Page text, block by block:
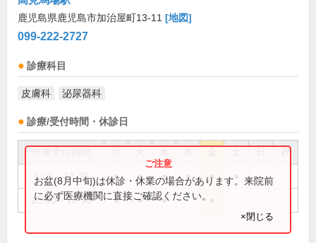
鹿児島県鹿児島市加治屋町13-11 [地図]
099-222-2727
診療科目
皮膚科 泌尿器科
診療/受付時間・休診日
祝
9:00～13:30 ● ● ● ● ●
15:00～18:30 ● ● ●
お盆(8月中旬)は休診・休業の場合があります。来院前
に必ず医療機関に直接ご確認ください。
×閉じる